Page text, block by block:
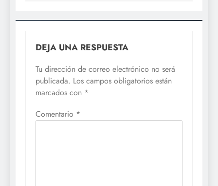
DEJA UNA RESPUESTA
Tu dirección de correo electrónico no será
publicada. Los campos obligatorios están
marcados con *
Comentario *